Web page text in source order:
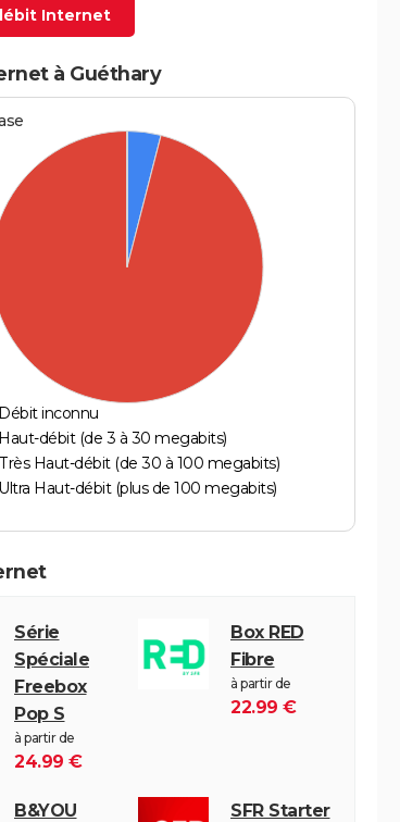
Internet
à Guéthary
Débit inconnu
Haut-débit (de 3 à 30 megabits)
Très Haut-débit (de 30 à 100 megabits)
Ultra Haut-débit (plus de 100 megabits)
Série
Spéciale
Freebox
Pop S
à partir de
24.99 €
Box RED
Fibre
à partir de
22.99 €
B&YOU
SFR Starter